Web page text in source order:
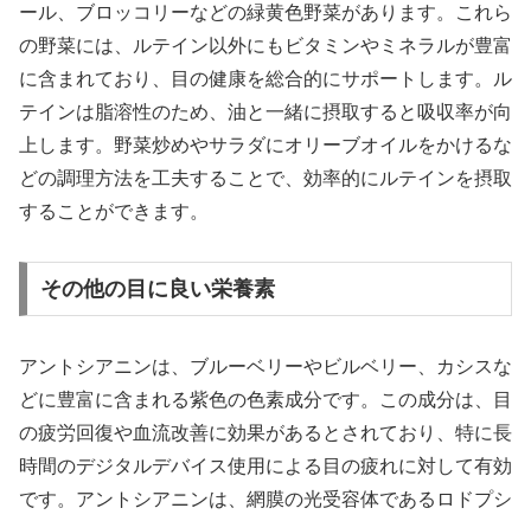
ール、ブロッコリーなどの緑黄色野菜があります。これら
の野菜には、ルテイン以外にもビタミンやミネラルが豊富
に含まれており、目の健康を総合的にサポートします。ル
テインは脂溶性のため、油と一緒に摂取すると吸収率が向
上します。野菜炒めやサラダにオリーブオイルをかけるな
どの調理方法を工夫することで、効率的にルテインを摂取
することができます。
その他の目に良い栄養素
アントシアニンは、ブルーベリーやビルベリー、カシスな
どに豊富に含まれる紫色の色素成分です。この成分は、目
の疲労回復や血流改善に効果があるとされており、特に長
時間のデジタルデバイス使用による目の疲れに対して有効
です。アントシアニンは、網膜の光受容体であるロドプシ